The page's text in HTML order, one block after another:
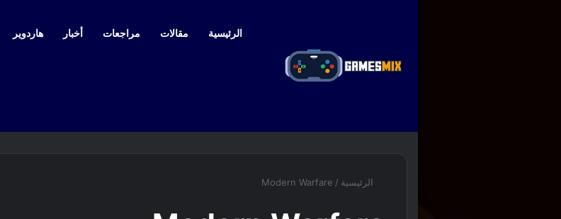
الرئيسية مقالات مراجعات أخبار هاردوير
الرئيسية /
Modern Warfare